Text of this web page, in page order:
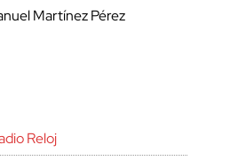
Martínez Pérez
Reloj